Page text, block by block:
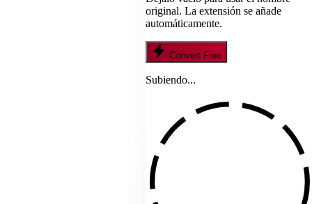
original. La extensión se añade
automáticamente.
Convert Free
Subiendo...